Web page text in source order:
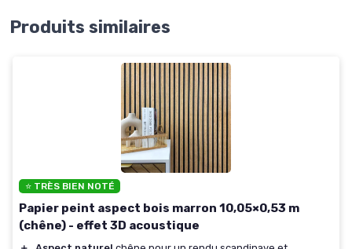
Produits similaires
⭐ TRÈS BIEN NOTÉ
Papier peint aspect bois marron 10,05×0,53 m
(chêne) - effet 3D acoustique